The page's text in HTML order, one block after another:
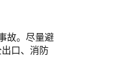
故。尽量避
口、消防